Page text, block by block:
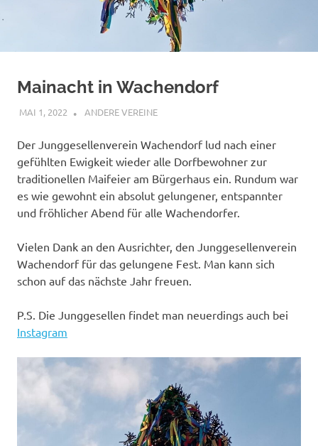
Mainacht in Wachendorf
MAI 1, 2022 BÜRGERVEREIN WACHENDORF
ANDERE VEREINE
Der Junggesellenverein Wachendorf lud nach einer
gefühlten Ewigkeit wieder alle Dorfbewohner zur
traditionellen Maifeier am Bürgerhaus ein. Rundum war
es wie gewohnt ein absolut gelungener, entspannter
und fröhlicher Abend für alle Wachendorfer.
Vielen Dank an den Ausrichter, den Junggesellenverein
Wachendorf für das gelungene Fest. Man kann sich
schon auf das nächste Jahr freuen.
P.S. Die Junggesellen findet man neuerdings auch bei
Instagram